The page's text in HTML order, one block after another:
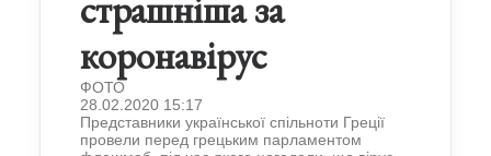
коронавірус
ФОТО
28.02.2020 15:17
Представники української спільноти Греції
провели перед грецьким парламентом